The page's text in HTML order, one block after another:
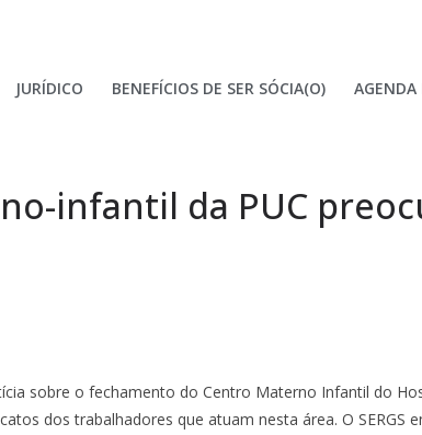
JURÍDICO BENEFÍCIOS DE SER SÓCIA(O) AGENDA
infantil da PUC
sobre o fechamento do Centro Materno Infantil do
dos trabalhadores que atuam nesta área. O SERGS